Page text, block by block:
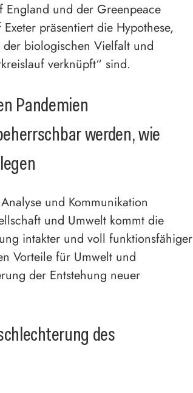
England und der Greenpeace
präsentiert die Hypothese,
der biologischen Vielfalt und
verknüpft“ sind.
Pandemien
werden, wie
und Kommunikation
und Umwelt kommt die
intakter und voll funktionsfähiger
Vorteile für Umwelt und
der Entstehung neuer
des